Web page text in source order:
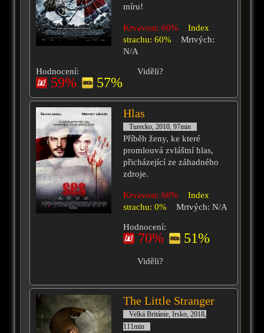
míru!
Krvavost: 60%
Index
strachu: 60%
Mrtvých:
N/A
Hodnocení:
59% 57%
Viděli?
Hlas
Turecko, 2010, 97min
Příběh ženy, ke které
promlouvá zvláštní hlas,
přicházející ze záhadného
zdroje.
Krvavost: 60%
Index
strachu: 0%
Mrtvých: N/A
Hodnocení:
70% 51%
Viděli?
The Little Stranger
Velká Británie, Irsko, 2018,
111min